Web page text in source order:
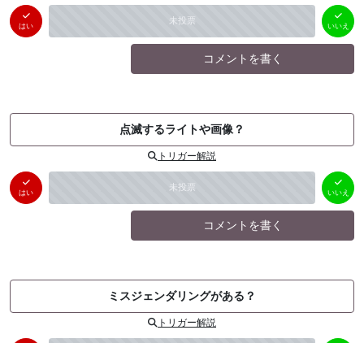
はい 未投票
いいえ
（ 0件）
いいえ
コメントを書く
点滅するライトや画像？
トリガー解説
はい 未投票
いいえ
（ 0件）
いいえ
コメントを書く
ミスジェンダリングがある？
トリガー解説